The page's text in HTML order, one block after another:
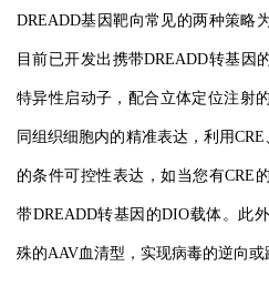
DREADD基因靶向常见的两种策略
目前已开发出携带DREADD转基因
特异性启动子，配合立体定位注射
同组织细胞内的精准表达，利用
的条件可控性表达，如当您有CRE
带DREADD转基因的DIO载体。此
殊的AAV血清型，实现病毒的逆向或